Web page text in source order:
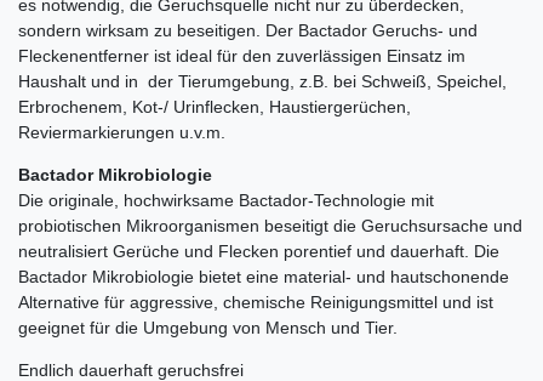
es notwendig, die Geruchsquelle nicht nur zu überdecken,
sondern wirksam zu beseitigen. Der Bactador Geruchs- und
Fleckenentferner ist ideal für den zuverlässigen Einsatz im
Haushalt und in der Tierumgebung, z.B. bei Schweiß, Speichel,
Erbrochenem, Kot-/ Urinflecken, Haustiergerüchen,
Reviermarkierungen u.v.m.
Bactador Mikrobiologie
Die originale, hochwirksame Bactador-Technologie mit
probiotischen Mikroorganismen beseitigt die Geruchsursache und
neutralisiert Gerüche und Flecken porentief und dauerhaft. Die
Bactador Mikrobiologie bietet eine material- und hautschonende
Alternative für aggressive, chemische Reinigungsmittel und ist
geeignet für die Umgebung von Mensch und Tier.
Endlich dauerhaft geruchsfrei